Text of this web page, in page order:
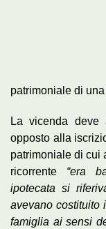
patrimoniale di
La vicenda
opposto alla
patrimoniale di cui
ricorrente “era
ipotecata si
avevano costituito
famiglia ai sensi